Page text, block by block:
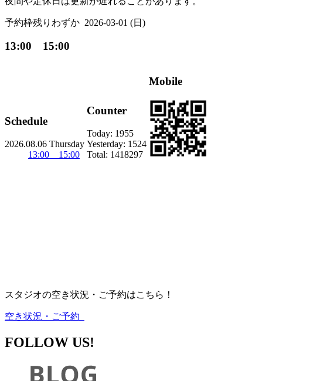
予約枠残りわずか 2026-03-01 (日)
13:00 15:00
Schedule
2026.08.06 Thursday
13:00 15:00
Counter
Today: 1955
Yesterday: 1524
Total: 1418297
Mobile
スタジオの空き状況・ご予約はこちら！
空き状況・ご予約
FOLLOW US!